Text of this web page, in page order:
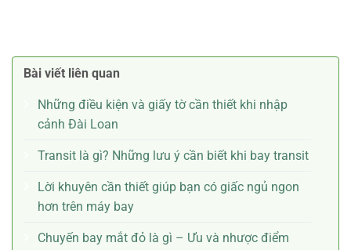
Bài viết liên quan
Những điều kiện và giấy tờ cần thiết khi nhập
cảnh Đài Loan
Transit là gì? Những lưu ý cần biết khi bay transit
Lời khuyên cần thiết giúp bạn có giấc ngủ ngon
hơn trên máy bay
Chuyến bay mắt đỏ là gì – Ưu và nhược điểm